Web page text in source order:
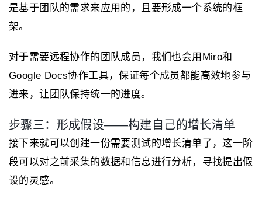
是基于团队的需求来应用的，且要形成一个系统的框
架。
对于需要远程协作的团队成员，我们也会用Miro和
Google Docs协作工具，保证每个成员都能高效地参与
进来，让团队保持统一的进度。
步骤三：形成假设——构建自己的增长清单
接下来就可以创建一份需要测试的增长清单了，这一阶
段可以对之前采集的数据和信息进行分析，寻找提出假
设的灵感。